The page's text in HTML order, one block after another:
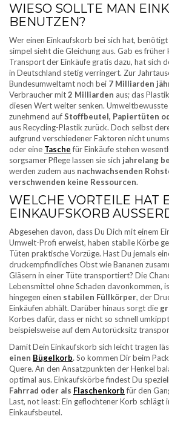
WIESO SOLLTE MAN
BENUTZEN?
Wer einen Einkaufskorb bei sich hat,
simpel sieht die Gleichung aus. Gab es
Transport der Einkäufe gratis dazu, hat sich
in Deutschland stetig verringert. Zur
Bundesumweltamt noch bei 7 Milliarden
Verbraucher mit2 Milliarden aus; das
diesen Wert weiter senken. Umweltbewusste
zunehmend aufStoffbeutel, Papiertüten
aus Recycling-Plastik zurück. Doch selbst
aufgrund verschiedener Faktoren nicht
oder eine Taschefür Einkäufe stehen
sorgsamer Pflege lassen sie sich jahrelang
werden zudem aus nachwachsenden
verschwenden keine Ressourcen.
WELCHE VORTEILE HAT
EINKAUFSKORB
Abgesehen davon, dass Du Dich mit einem
Umwelt-Profi erweist, haben stabile Körbe
Tüten praktische Vorzüge. Hast Du jemals
druckempfindliches Obst wie Bananen
Gläsern in einer Tüte transportiert? Die
Lebensmittel ohne Schaden davonkommen,
hingegen einen stabilen Füllkörper, der
Einkäufen abhält. Darüber hinaus sorgt die
Korbes dafür, dass er nicht so schnell
beispielsweise auf dem Autorücksitz
Damit Dein Einkaufskorb sich leicht tragen
einen Bügelkorb.So kommen Dir beim
Quere. An den Ansatzpunkten der Henkel
optimal aus. Einkaufskörbe findest Du
Fahrrad oder als Flaschenkorbfür den
Last, not least: Ein geflochtener Korb schlägt
Einkaufsbeutel.